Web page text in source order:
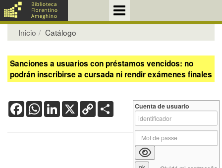
Inicio Catálogo
Sanciones a usuarios con préstamos vencidos: no
podrán inscribirse a cursada ni rendir exámenes finales
FacebookWhatsApp
LinkedIn
X Copy
Link
Cuenta de usuario